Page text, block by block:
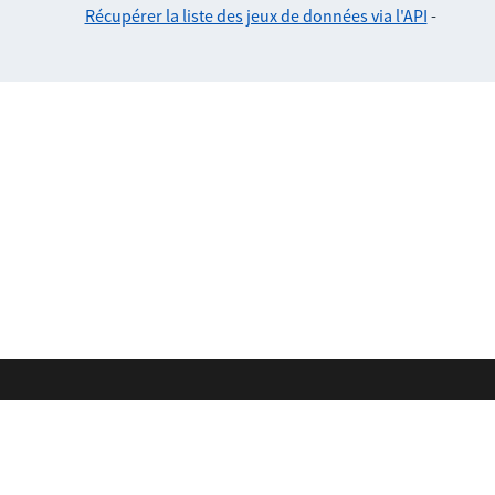
Récupérer la liste des jeux de données via l'API -